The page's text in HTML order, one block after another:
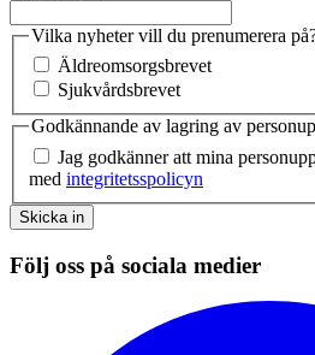
Vilka nyheter vill du prenumerera
Äldreomsorgsbrevet
Sjukvårdsbrevet
Godkännande av lagring av
Jag godkänner att mina
med integritetsspolicyn
Skicka in
Följ oss på sociala medier